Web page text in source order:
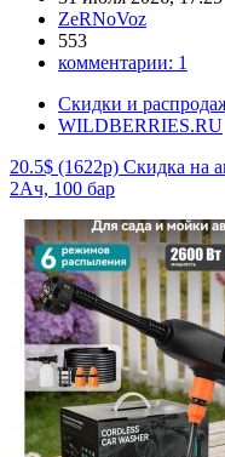
ZeRNoVoz
553
комментарии: 1
Скидки и
WILDBERRIES.RU
20.5$ (1622р) Скидка на
2Ач, 100 бар